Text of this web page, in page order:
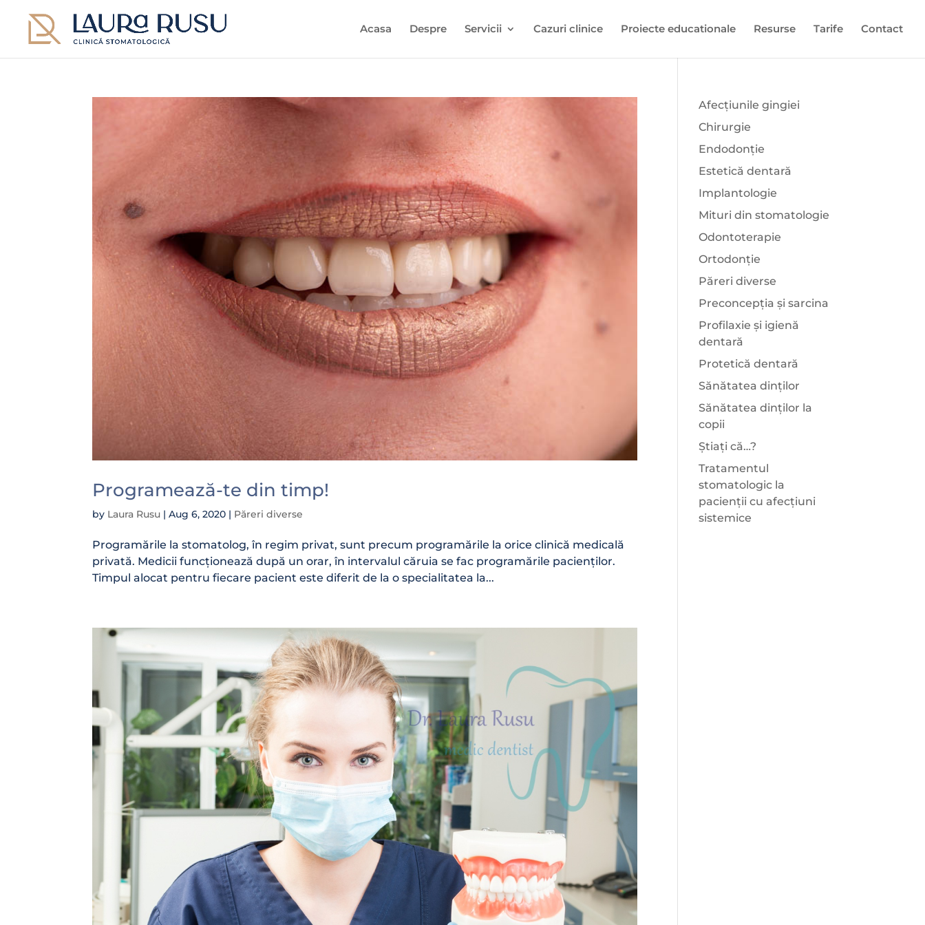
Acasa Despre Servicii Cazuri clinice Proiecte educationale Resurse Tarife Contact
Programează-te din timp!
by Laura Rusu |Aug 6, 2020 | Păreri diverse
Programările la stomatolog, în regim privat, sunt precum programările la orice clinică medicală
privată. Medicii funcționează după un orar, în intervalul căruia se fac programările pacienților.
Timpul alocat pentru fiecare pacient este diferit de la o specialitatea la...
Afecțiunile gingiei
Chirurgie
Endodonție
Estetică dentară
Implantologie
Mituri din stomatologie
Odontoterapie
Ortodonție
Păreri diverse
Preconcepția și sarcina
Profilaxie și igienă
dentară
Protetică dentară
Sănătatea dinților
Sănătatea dinților la
copii
Știați că…?
Tratamentul
stomatologic la
pacienții cu afecțiuni
sistemice